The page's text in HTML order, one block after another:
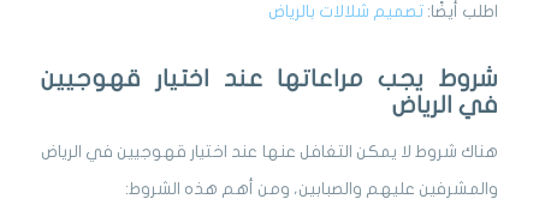
اطلب أيضًا: تصميم شلالات بالرياض
شروط يجب مراعاتها عند اختيار قهوجيين
في الرياض
هناك شروط لا يمكن التغافل عنها عند اختيار قهوجيين في الرياض
والمشرفين عليهم والصبابين، ومن أهم هذه الشروط: